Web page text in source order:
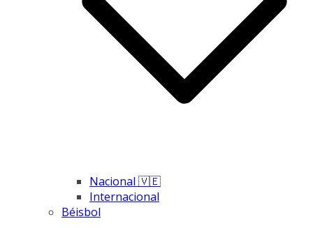
Nacional 🇻🇪
Internacional
Béisbol